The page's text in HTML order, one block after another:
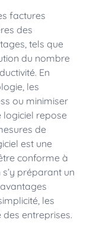
factures
des
tels que
du nombre
En
les
ou minimiser
logiciel repose
de
est une
conforme à
préparant un
les
des entreprises.